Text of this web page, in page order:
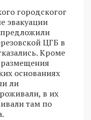
городскогог
эвакуации
ЦГБ в
Кроме
основаниях
ли
в их
там по